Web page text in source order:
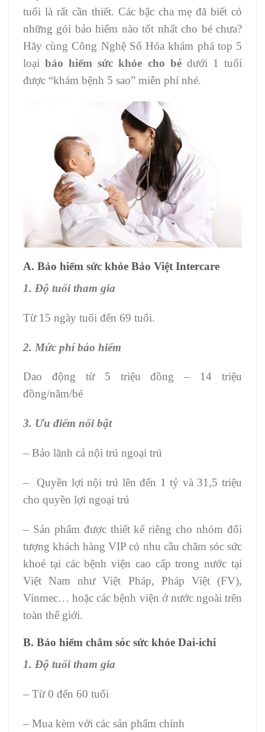
tuổi là rất cần thiết. Các bậc cha mẹ đã biết có
những gói bảo hiểm nào tốt nhất cho bé chưa?
Hãy cùng Công Nghệ Số Hóa khám phá top 5
loạibảo hiểm sức khỏe cho bédưới 1 tuổi
được “khám bệnh 5 sao” miễn phí nhé.
A. Bảo hiểm sức khỏe Bảo Việt Intercare
1. Độ tuổi tham gia
Từ 15 ngày tuổi đến 69 tuổi.
2. Mức phí bảo hiểm
Dao động từ 5 triệu đồng – 14 triệu
đồng/năm/bé
3. Ưu điểm nổi bật
– Bảo lãnh cả nội trú ngoại trú
– Quyền lợi nội trú lên đến 1 tỷ và 31,5 triệu
cho quyền lợi ngoại trú
– Sản phẩm được thiết kế riêng cho nhóm đối
tượng khách hàng VIP có nhu cầu chăm sóc sức
khoẻ tại các bệnh viện cao cấp trong nước tại
Việt Nam như Việt Pháp, Pháp Việt (FV),
Vinmec… hoặc các bệnh viện ở nước ngoài trên
toàn thế giới.
B. Bảo hiểm chắm sóc sức khỏe Dai-ichi
1. Độ tuổi tham gia
– Từ 0 đến 60 tuổi
– Mua kèm với các sản phẩm chính